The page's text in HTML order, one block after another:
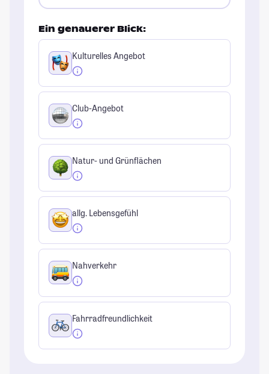
Ein genauerer Blick:
Kulturelles Angebot
Club-Angebot
Natur- und Grünflächen
allg. Lebensgefühl
Nahverkehr
Fahrradfreundlichkeit